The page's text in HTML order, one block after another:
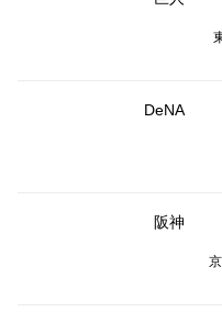
DeNA
阪神